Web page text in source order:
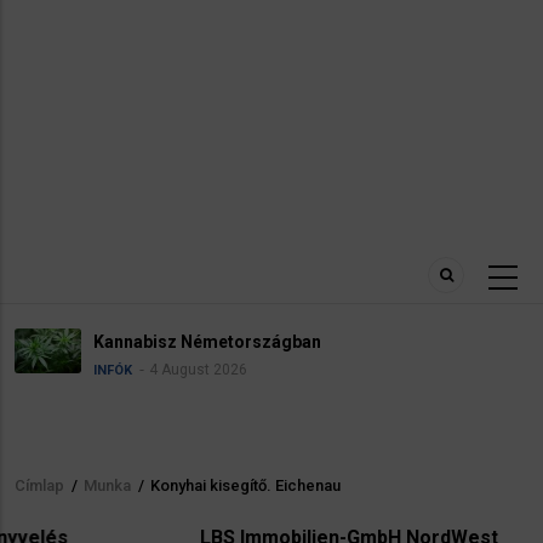
Németországban
4 August 2026
Morzsa
Címlap / Munka / Konyhai kisegítő. Eichenau
LBS Immobilien-GmbH NordWest